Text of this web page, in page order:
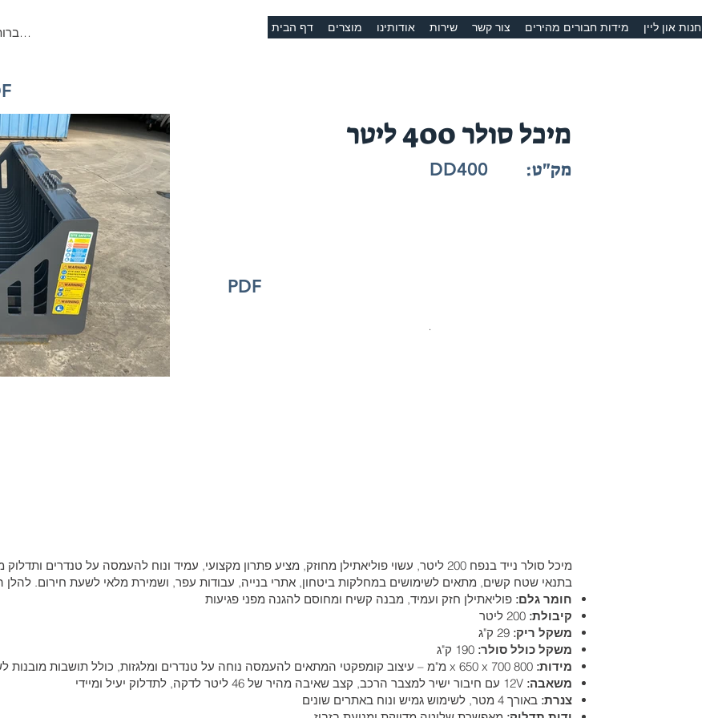
דף הבית מוצרים אודותינו שירות צור קשר מידות חבורים מהירים חנות און ליין
מיכל סולר 400 ליטר
DD400 מק"ט:
PDF
.
מיכל סולר נייד בנפח 200 ליטר, עשוי פוליאתילן מחוזק, מציע פתרון מקצועי, עמיד ונוח להעמסה על
בתנאי שטח קשים, מתאים לשימושים במחלקות ביטחון, אתרי בנייה, עבודות עפר, ושמירת מלאי לשעת חירום. להלן
חומר גלם: פוליאתילן חזק ועמיד, מבנה קשיח ומחוסם להגנה מפני פגיעות
קיבולת:
משקל ריק:
משקל כולל סולר:
מידות:
משאבה:
צנרת: באורך 4 מטר, לשימוש גמיש ונוח באתרים שונים